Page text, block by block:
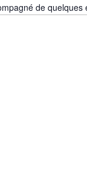
de quelques